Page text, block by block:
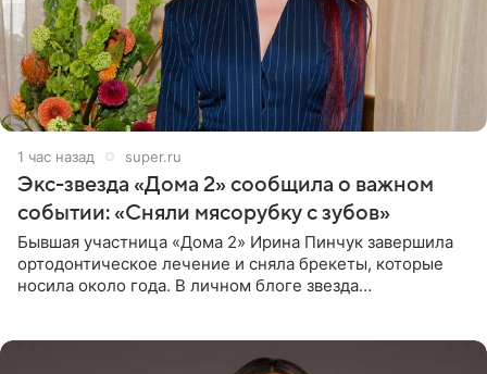
1 час назад super.ru
Экс-звезда «Дома 2» сообщила о важном
событии: «Сняли мясорубку с зубов»
Бывшая участница «Дома 2» Ирина Пинчук завершила
ортодонтическое лечение и сняла брекеты, которые
носила около года. В личном блоге звезда